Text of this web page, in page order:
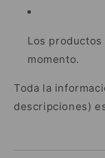
Los
momento.
Toda la
descripciones)